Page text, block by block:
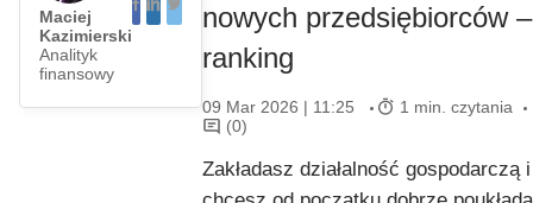
Maciej
Kazimierski
Analityk
finansowy
nowych przedsiębiorców –
ranking
09 Mar 2026 | 11:25
1 min. czytania
(0)
Zakładasz działalność gospodarczą i